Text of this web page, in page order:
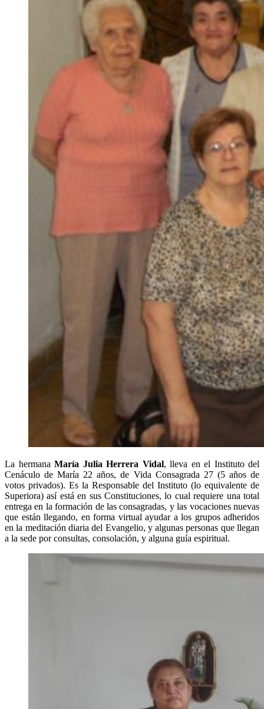
La hermana María Julia Herrera Vidal, lleva en el Instituto del
Cenáculo de María 22 años, de Vida Consagrada 27 (5 años de
votos privados). Es la Responsable del Instituto (lo equivalente de
Superiora) así está en sus Constituciones, lo cual requiere una total
entrega en la formación de las consagradas, y las vocaciones nuevas
que están llegando, en forma virtual ayudar a los grupos adheridos
en la meditación diaria del Evangelio, y algunas personas que llegan
a la sede por consultas, consolación, y alguna guía espiritual.